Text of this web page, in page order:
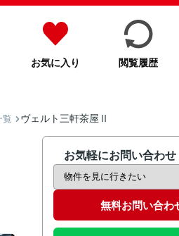
お気に入り 閲覧履歴
覧 ヴェルト三軒茶屋Ⅱ
お気軽にお問い合わ
無料お問い合わ